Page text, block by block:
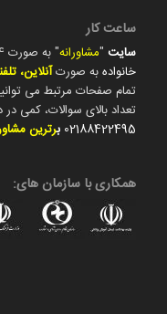
ساعت کار
سایت"مشاورانه" به صورت 24 ساعته در زمینه های
خانوادهبه صورتآنلاین،
تمام صفحات مرتبط می
تعداد بالای سوالات، کمی
02188422495 برترین
همکاری با سازمان های: